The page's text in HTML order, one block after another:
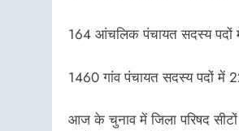
164 आंचलिक पंचायत सदस्य पदों में
1460 गांव पंचायत सदस्य पदों में
आज के चुनाव में जिला परिषद